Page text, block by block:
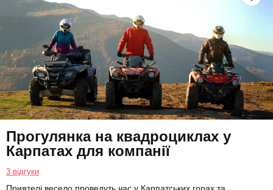
Прогулянка на квадроциклах у
Карпатах для компанії
3 відгуки